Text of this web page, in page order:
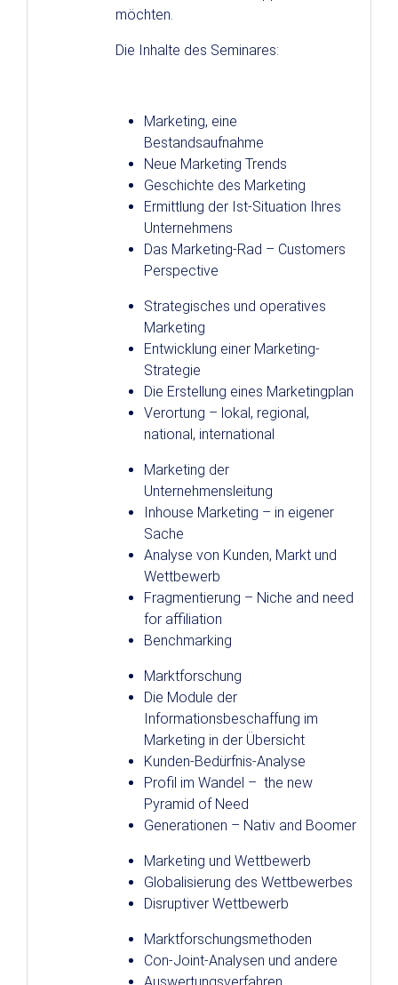
möchten.
Die Inhalte des Seminares:
Marketing, eine
Bestandsaufnahme
Neue Marketing Trends
Geschichte des Marketing
Ermittlung der Ist-Situation Ihres
Unternehmens
Das Marketing-Rad – Customers
Perspective
Strategisches und operatives
Marketing
Entwicklung einer Marketing-
Strategie
Die Erstellung eines Marketingplan
Verortung – lokal, regional,
national, international
Marketing der
Unternehmensleitung
Inhouse Marketing – in eigener
Sache
Analyse von Kunden, Markt und
Wettbewerb
Fragmentierung – Niche and need
for affiliation
Benchmarking
Marktforschung
Die Module der
Informationsbeschaffung im
Marketing in der Übersicht
Kunden-Bedürfnis-Analyse
Profil im Wandel – the new
Pyramid of Need
Generationen – Nativ and Boomer
Marketing und Wettbewerb
Globalisierung des Wettbewerbes
Disruptiver Wettbewerb
Marktforschungsmethoden
Con-Joint-Analysen und andere